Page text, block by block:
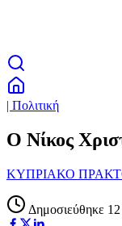
| Πολιτική
Ο Νίκος
ΚΥΠΡΙΑΚΟ
Δημοσιεύθηκε